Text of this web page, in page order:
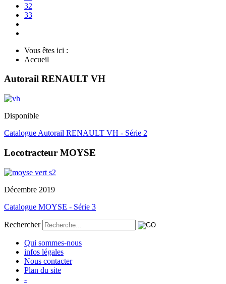
32
33
Vous êtes ici :
Accueil
Autorail RENAULT VH
Disponible
Catalogue Autorail RENAULT VH - Série 2
Locotracteur MOYSE
Décembre 2019
Catalogue MOYSE - Série 3
Rechercher
Qui sommes-nous
infos légales
Nous contacter
Plan du site
-